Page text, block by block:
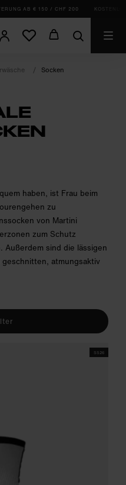
AB € 150 / CHF 200
Socken
haben, ist Frau beim
zu
von Martini
zum Schutz
Außerdem sind die lässigen
atmungsaktiv
SS26